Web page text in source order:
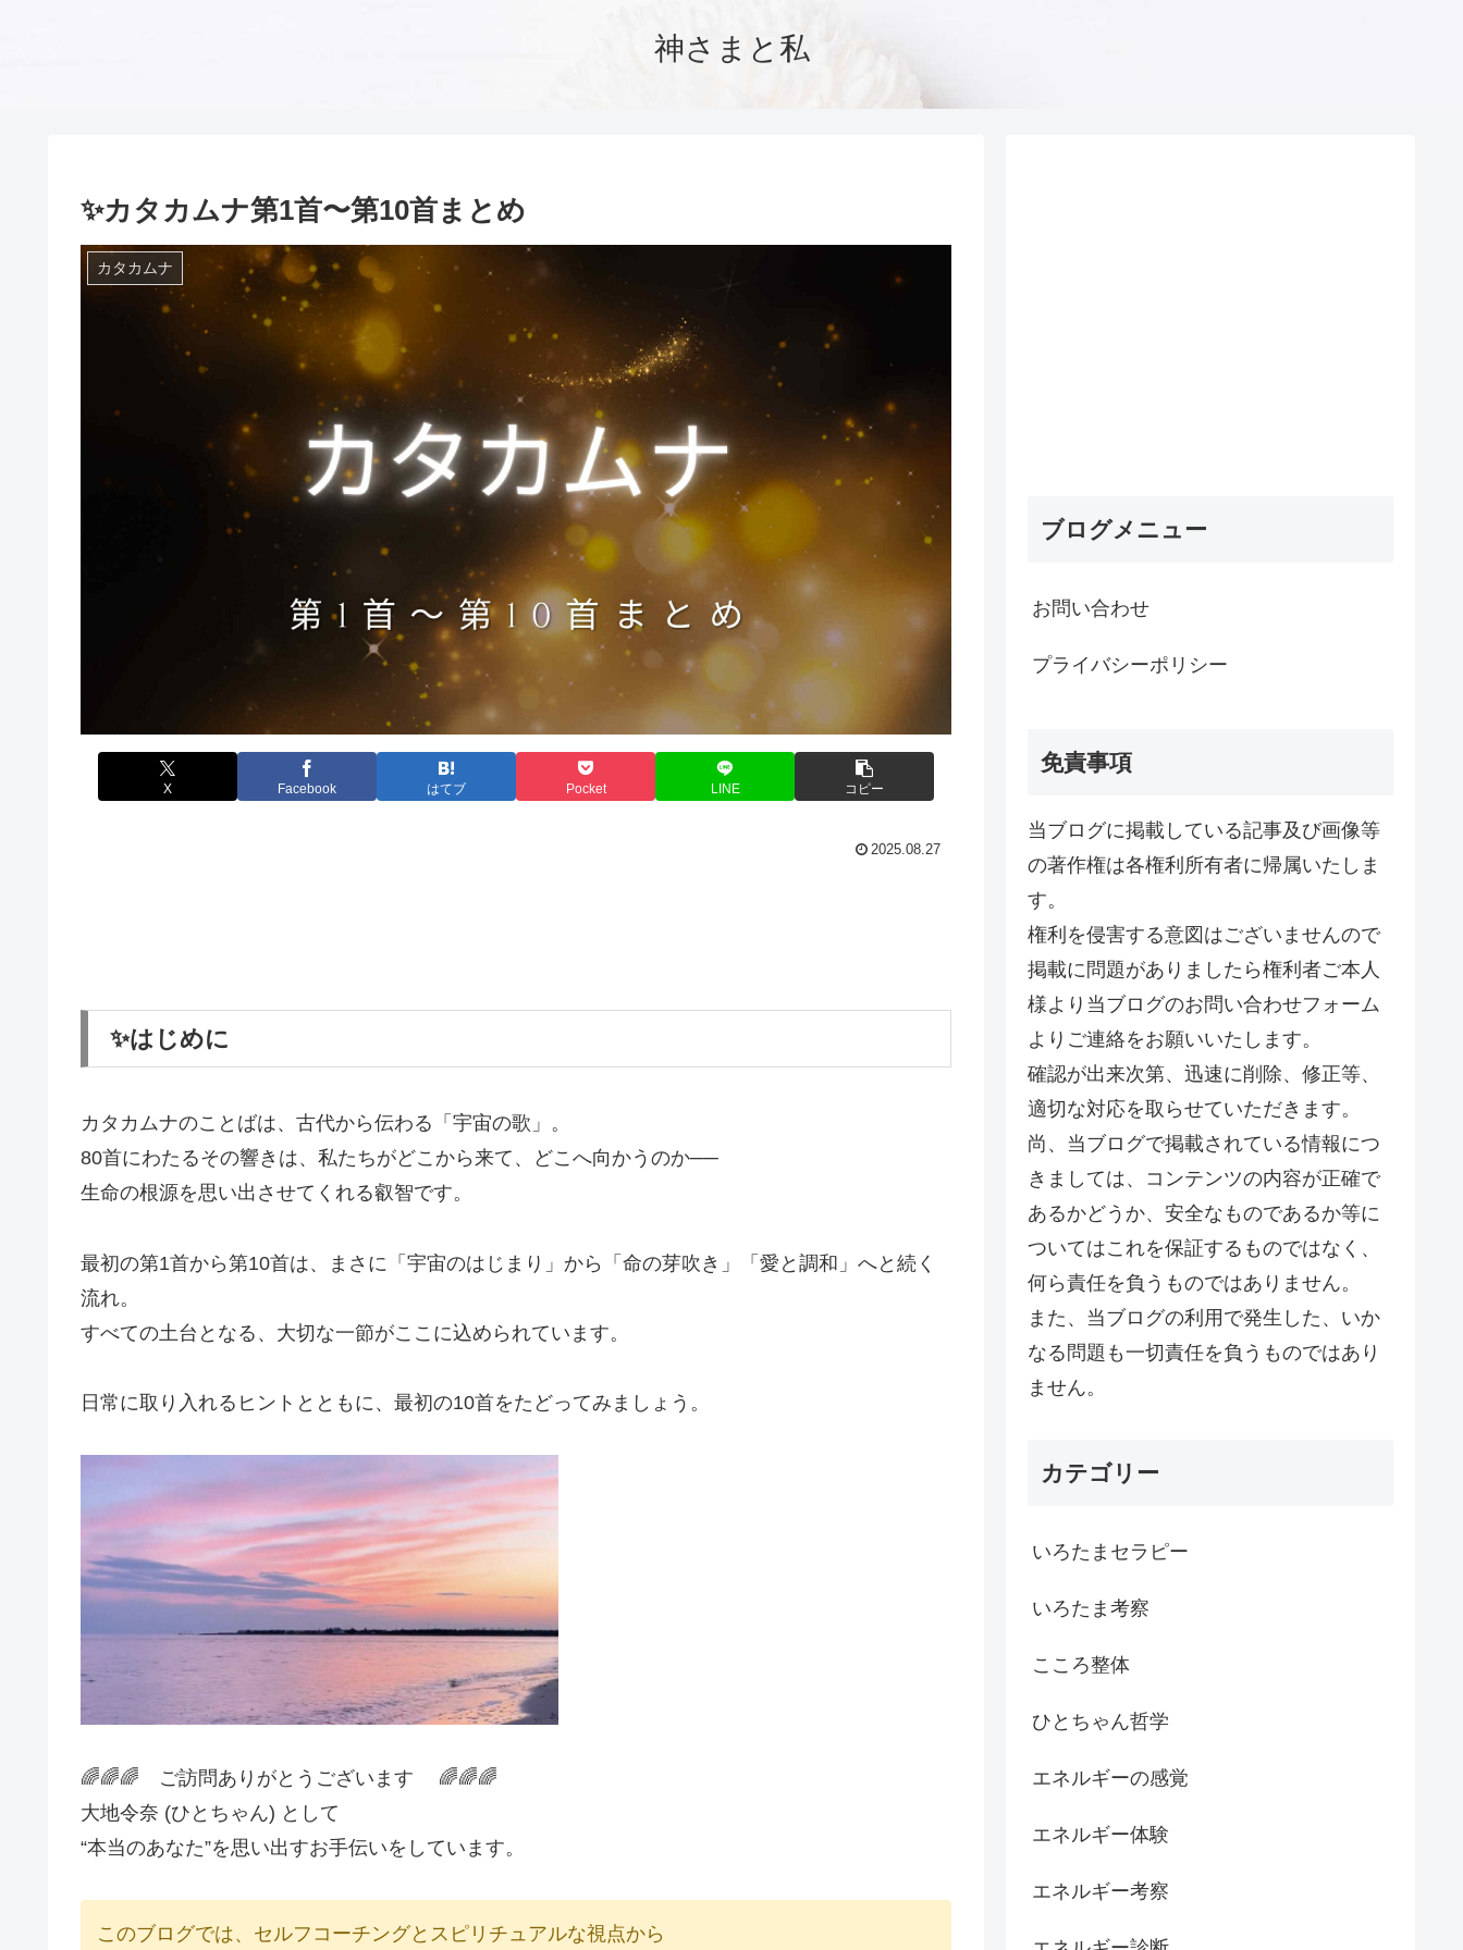
神さまと私
✨カタカムナ第1首〜第10首まとめ
カタカムナ
X Facebook はてブ Pocket LINE コピー
2025.08.27
✨はじめに
カタカムナのことばは、古代から伝わる「宇宙の歌」。
80首にわたるその響きは、私たちがどこから来て、どこへ向かうのか──
生命の根源を思い出させてくれる叡智です。
最初の第1首から第10首は、まさに「宇宙のはじまり」から「命の芽吹き」「愛と調和」へと続く
流れ。
すべての土台となる、大切な一節がここに込められています。
日常に取り入れるヒントとともに、最初の10首をたどってみましょう。
🌈🌈🌈 ご訪問ありがとうございます 🌈🌈🌈
大地令奈 (ひとちゃん) として
“本当のあなた”を思い出すお手伝いをしています。
このブログでは、セルフコーチングとスピリチュアルな視点から
ブログメニュー
お問い合わせ
プライバシーポリシー
免責事項
当ブログに掲載している記事及び画像等
の著作権は各権利所有者に帰属いたしま
す。
権利を侵害する意図はございませんので
掲載に問題がありましたら権利者ご本人
様より当ブログのお問い合わせフォーム
よりご連絡をお願いいたします。
確認が出来次第、迅速に削除、修正等、
適切な対応を取らせていただきます。
尚、当ブログで掲載されている情報につ
きましては、コンテンツの内容が正確で
あるかどうか、安全なものであるか等に
ついてはこれを保証するものではなく、
何ら責任を負うものではありません。
また、当ブログの利用で発生した、いか
なる問題も一切責任を負うものではあり
ません。
カテゴリー
いろたまセラピー
いろたま考察
こころ整体
ひとちゃん哲学
エネルギーの感覚
エネルギー体験
エネルギー考察